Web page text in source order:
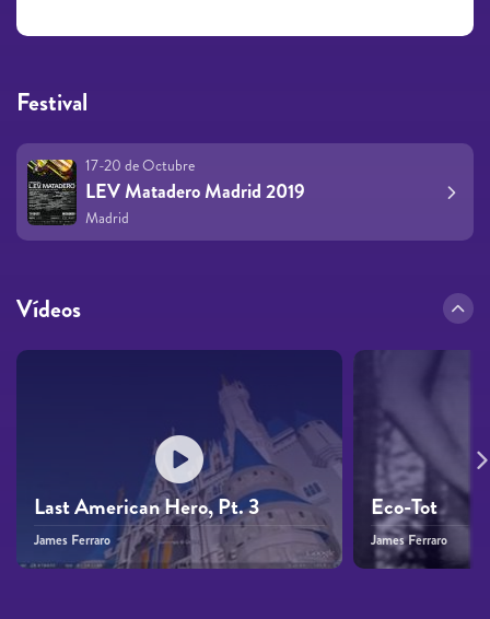
Festival
17-20 de Octubre
LEV Matadero Madrid 2019
Madrid
Vídeos
Last American Hero, Pt. 3
James Ferraro
Eco-Tot
James Ferraro